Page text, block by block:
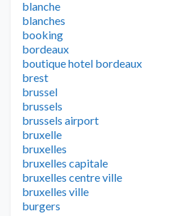
blanche
blanches
booking
bordeaux
boutique hotel bordeaux
brest
brussel
brussels
brussels airport
bruxelle
bruxelles
bruxelles capitale
bruxelles centre ville
bruxelles ville
burgers